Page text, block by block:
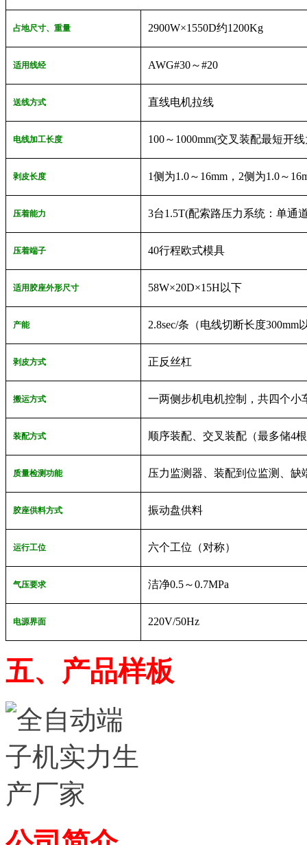
占地尺寸、重量 2900W×1550D约1200Kg
适用线经 AWG#30～#20
送线方式 直线电机拉线
电线加工长度 100～1000mm(交叉装配最短开线
剥皮长度 1侧为1.0～16mm，2侧为1.0～
压着能力 3台1.5T(配索路压力系统：单通
压着端子 40行程欧式模具
适用胶座外形尺寸 58W×20D×15H以下
产能 2.8sec/条（电线切断长度300mm
剥皮方式 正反丝杠
搬运方式 一两侧步机电机控制，共四个小
装配方式 顺序装配、交叉装配（最多储4
质量检测功能 压力监测器、装配到位监测、缺
胶座供料方式 振动盘供料
运行工位 六个工位（对称）
气压要求 洁净0.5～0.7MPa
电源界面 220V/50Hz
五、产品样板